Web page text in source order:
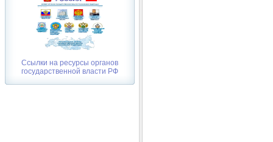
Ссылки на ресурсы органов
государственной власти РФ